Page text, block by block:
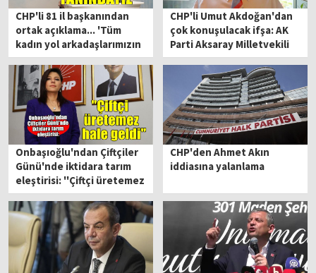
CHP'li 81 il başkanından
ortak açıklama... 'Tüm
kadın yol arkadaşlarımızın
yanındayız'
CHP'li Umut Akdoğan'dan
çok konuşulacak ifşa: AK
Parti Aksaray Milletvekili
Hüseyin Altınsoy eşine
'fakirlik belgesi' aldırmış
Onbaşıoğlu'ndan Çiftçiler
Günü'nde iktidara tarım
eleştirisi: ''Çiftçi üretemez
hale geldi''
CHP'den Ahmet Akın
iddiasına yalanlama